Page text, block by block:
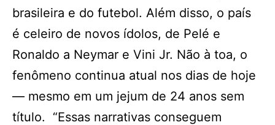
brasileira e do futebol. Além disso, o país
é celeiro de novos ídolos, de Pelé e
Ronaldo a Neymar e Vini Jr. Não à toa, o
fenômeno continua atual nos dias de hoje
— mesmo em um jejum de 24 anos sem
título. “Essas narrativas conseguem